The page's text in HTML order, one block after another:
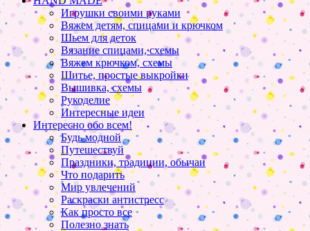
Игрушки своими руками
Вяжем детям, спицами и крючком
Шьем для деток
Вязание спицами, схемы
Вяжем крючком, схемы
Шитье, простые выкройки
Вышивка, схемы
Рукоделие
Интересные идеи
Интересно обо всем!
Будь модной
Путешествуй
Праздники, традиции, обычаи
Что подарить
Мир увлечений
Раскраски антистресс
Как просто все
Полезно знать